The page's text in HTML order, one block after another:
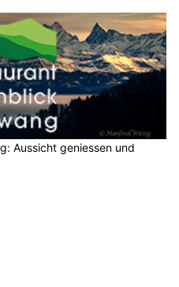
Aussicht geniessen und